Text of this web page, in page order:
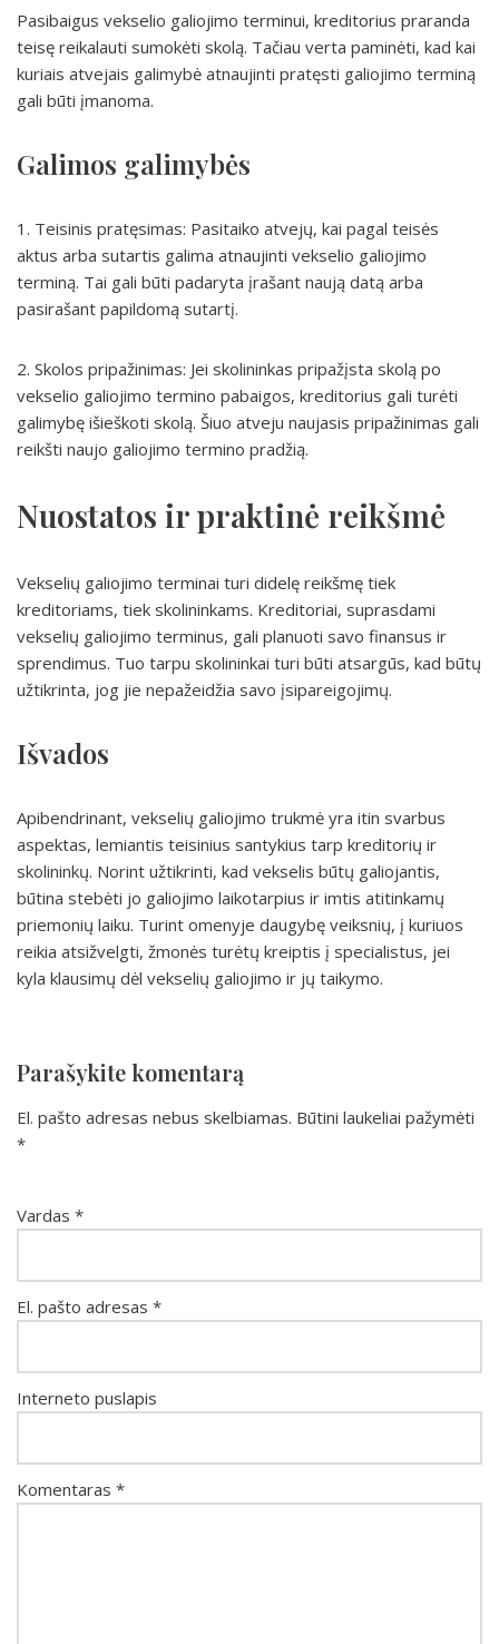
Pasibaigus vekselio galiojimo terminui, kreditorius praranda
teisę reikalauti sumokėti skolą. Tačiau verta paminėti, kad kai
kuriais atvejais galimybė atnaujinti pratęsti galiojimo terminą
gali būti įmanoma.
Galimos galimybės
1. Teisinis pratęsimas: Pasitaiko atvejų, kai pagal teisės
aktus arba sutartis galima atnaujinti vekselio galiojimo
terminą. Tai gali būti padaryta įrašant naują datą arba
pasirašant papildomą sutartį.
2. Skolos pripažinimas: Jei skolininkas pripažįsta skolą po
vekselio galiojimo termino pabaigos, kreditorius gali turėti
galimybę išieškoti skolą. Šiuo atveju naujasis pripažinimas gali
reikšti naujo galiojimo termino pradžią.
Nuostatos ir praktinė reikšmė
Vekselių galiojimo terminai turi didelę reikšmę tiek
kreditoriams, tiek skolininkams. Kreditoriai, suprasdami
vekselių galiojimo terminus, gali planuoti savo finansus ir
sprendimus. Tuo tarpu skolininkai turi būti atsargūs, kad būtų
užtikrinta, jog jie nepažeidžia savo įsipareigojimų.
Išvados
Apibendrinant, vekselių galiojimo trukmė yra itin svarbus
aspektas, lemiantis teisinius santykius tarp kreditorių ir
skolininkų. Norint užtikrinti, kad vekselis būtų galiojantis,
būtina stebėti jo galiojimo laikotarpius ir imtis atitinkamų
priemonių laiku. Turint omenyje daugybę veiksnių, į kuriuos
reikia atsižvelgti, žmonės turėtų kreiptis į specialistus, jei
kyla klausimų dėl vekselių galiojimo ir jų taikymo.
Parašykite komentarą
El. pašto adresas nebus skelbiamas. Būtini laukeliai pažymėti
*
Vardas *
El. pašto adresas *
Interneto puslapis
Komentaras *